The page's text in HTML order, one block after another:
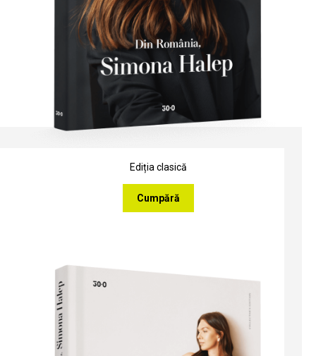
Ediția clasică
Cumpără